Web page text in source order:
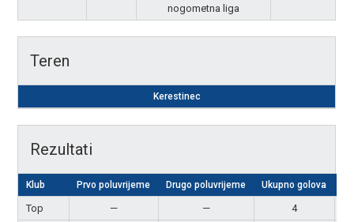
nogometna liga
Teren
Kerestinec
Rezultati
Klub Prvo poluvrijeme Drugo poluvrijeme Ukupno golova
Top — — 4